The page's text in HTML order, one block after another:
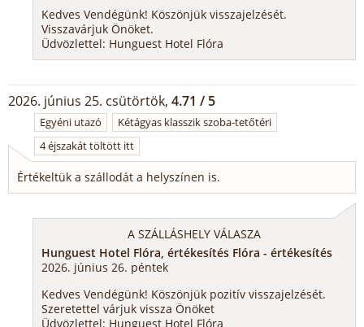
Kedves Vendégünk! Köszönjük visszajelzését.
Visszavárjuk Önöket.
Üdvözlettel: Hunguest Hotel Flóra
2026. június 25. csütörtök, 4.71 / 5
Egyéni utazó
Kétágyas klasszik szoba-tetőtéri
4 éjszakát töltött itt
Értékeltük a szállodát a helyszínen is.
A SZÁLLÁSHELY VÁLASZA
Hunguest Hotel Flóra, értékesítés Flóra - értékesítés
2026. június 26. péntek
Kedves Vendégünk! Köszönjük pozitív visszajelzését.
Szeretettel várjuk vissza Önöket
Üdvözlettel: Hunguest Hotel Flóra